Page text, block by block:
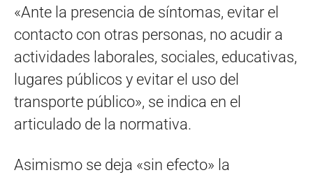
«Ante la presencia de síntomas, evitar el
contacto con otras personas, no acudir a
actividades laborales, sociales, educativas,
lugares públicos y evitar el uso del
transporte público», se indica en el
articulado de la normativa.
Asimismo se deja «sin efecto» la